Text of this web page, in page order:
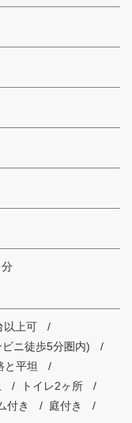
以上可
ニ徒歩5分圏内)
と平坦
トイレ2ヶ所
付き
庭付き